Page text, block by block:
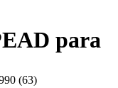
para
(63)